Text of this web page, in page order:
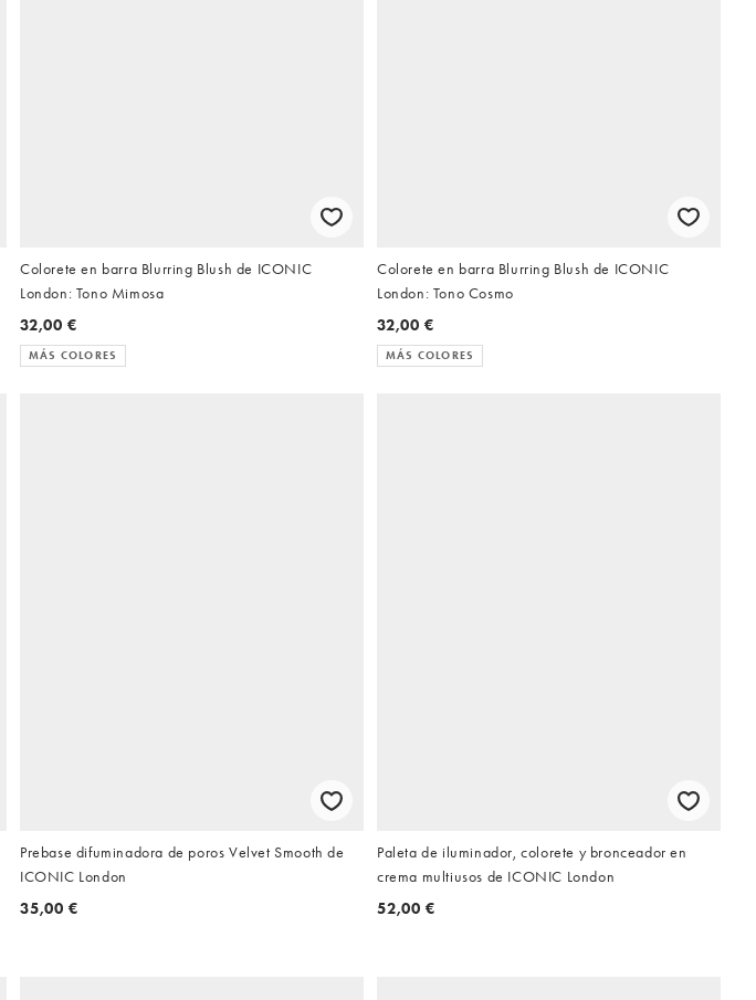
Colorete en barra Blurring Blush de ICONIC
London: Tono Mimosa
32,00 €
MÁS COLORES
Colorete en barra Blurring Blush de ICONIC
London: Tono Cosmo
32,00 €
MÁS COLORES
Prebase difuminadora de poros Velvet Smooth de
ICONIC London
35,00 €
Paleta de iluminador, colorete y bronceador en
crema multiusos de ICONIC London
52,00 €